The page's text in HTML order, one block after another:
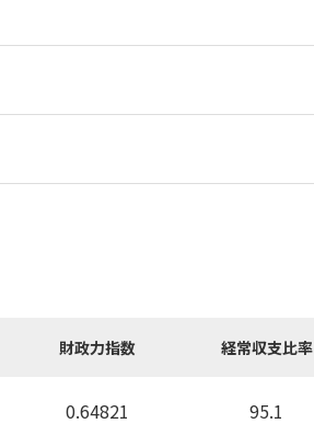
財政力指数 経常収支比率
0.64821 95.1